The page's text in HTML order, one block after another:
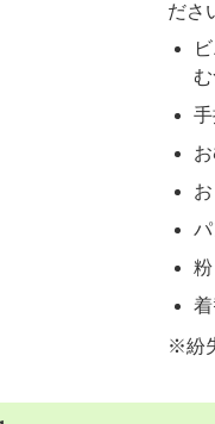
ださ
※紛